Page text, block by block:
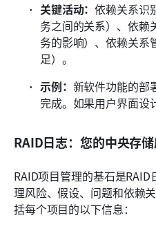
关键活动：依赖关系识
务之间的关系）、依赖
务的影响）、依赖关系
足）。
示例： 新软件功能的部
完成。如果用户界面设
RAID日志：您的中央存
RAID项目管理的基石是
理风险、假设、问题和依赖
括每个项目的以下信息：